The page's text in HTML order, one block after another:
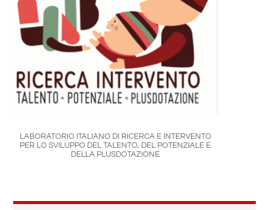
LABORATORIO ITALIANO DI RICERCA E INTERVENTO
PER LO SVILUPPO DEL TALENTO, DEL POTENZIALE E
DELLA PLUSDOTAZIONE